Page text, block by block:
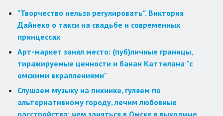
"Творчество нельзя регулировать". Виктория
Дайнеко о такси на свадьбе и современных
принцессах
Арт-маркет занял место: (пуб)личные границы,
тиражируемые ценности и банан Каттелана "с
омскими вкраплениями"
Слушаем музыку на пикнике, гуляем по
альтернативному городу, лечим любовные